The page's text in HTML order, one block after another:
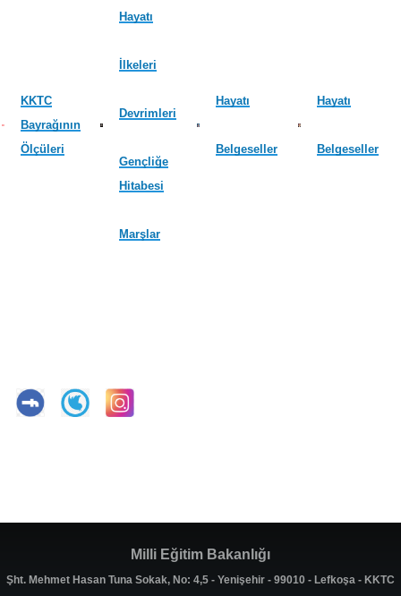
KKTC
Bayrağının
Ölçüleri
Hayatı
İlkeleri
Devrimleri
Gençliğe
Hitabesi
Marşlar
Hayatı
Belgeseller
Hayatı
Belgeseller
Milli Eğitim Bakanlığı
Şht. Mehmet Hasan Tuna Sokak, No: 4,5 - Yenişehir - 99010 - Lefkoşa - KKTC